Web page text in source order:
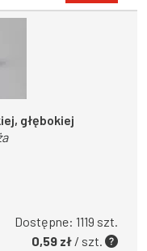
głębokiej
Dostępne: 1119 szt.
0,59 zł / szt.